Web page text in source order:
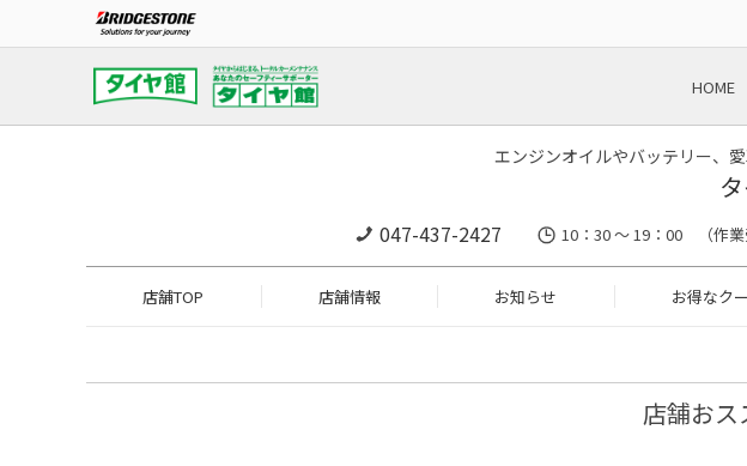
HOME
エンジンオイルやバッテリー、
047-437-2427 10：30 ～ 19：00 （作
店舗TOP 店舗情報 お知らせ お得なク
店舗おス